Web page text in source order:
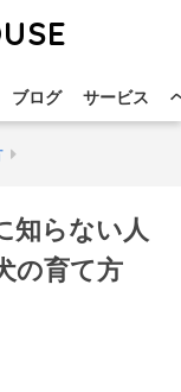
ブログ サービス
知らない人
の育て方